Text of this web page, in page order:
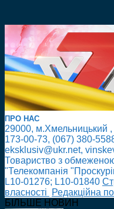
ПРО НАС
29000, м.Хмельницький
173-00-73, (067) 380-
eksklusiv@ukr.net,
Товариство з
"Телекомпанія
L10-01276; L10-01840
власності
Редакційна
БІЛЬШЕ НОВИН